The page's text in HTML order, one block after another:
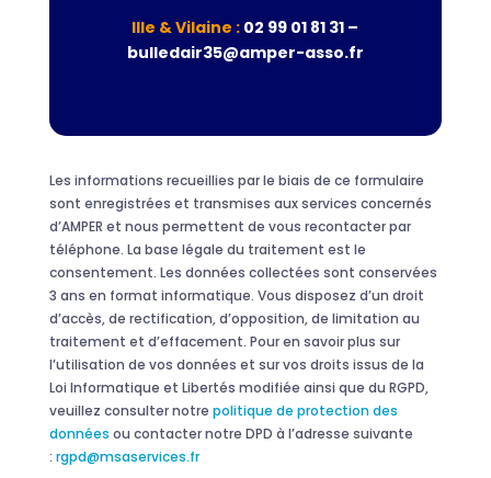
Ille & Vilaine : 02 99 01 81 31 –
bulledair35@amper-asso.fr
Les informations recueillies par le biais de ce formulaire
sont enregistrées et transmises aux services concernés
d’AMPER et nous permettent de vous recontacter par
téléphone. La base légale du traitement est le
consentement. Les données collectées sont conservées
3 ans en format informatique. Vous disposez d’un droit
d’accès, de rectification, d’opposition, de limitation au
traitement et d’effacement. Pour en savoir plus sur
l’utilisation de vos données et sur vos droits issus de la
Loi Informatique et Libertés modifiée ainsi que du RGPD,
veuillez consulter notre politique de protection des
données ou contacter notre DPD à l’adresse suivante
: rgpd@msaservices.fr